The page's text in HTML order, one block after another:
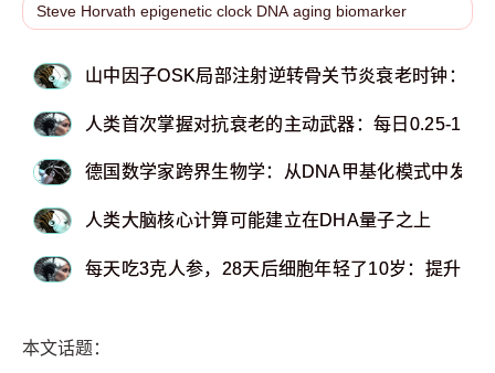
山中因子OSK局部注射逆转骨关节炎衰老时钟：软
人类首次掌握对抗衰老的主动武器：每日0.25-1g
德国数学家跨界生物学：从DNA甲基化模式中发现
人类大脑核心计算可能建立在DHA量子之上
每天吃3克人参，28天后细胞年轻了10岁：提升
本文话题：